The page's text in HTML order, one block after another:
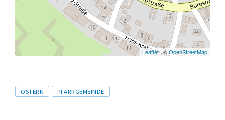
Leaflet| ©OpenStreetMap
Tags
OSTERN PFARRGEMEINDE